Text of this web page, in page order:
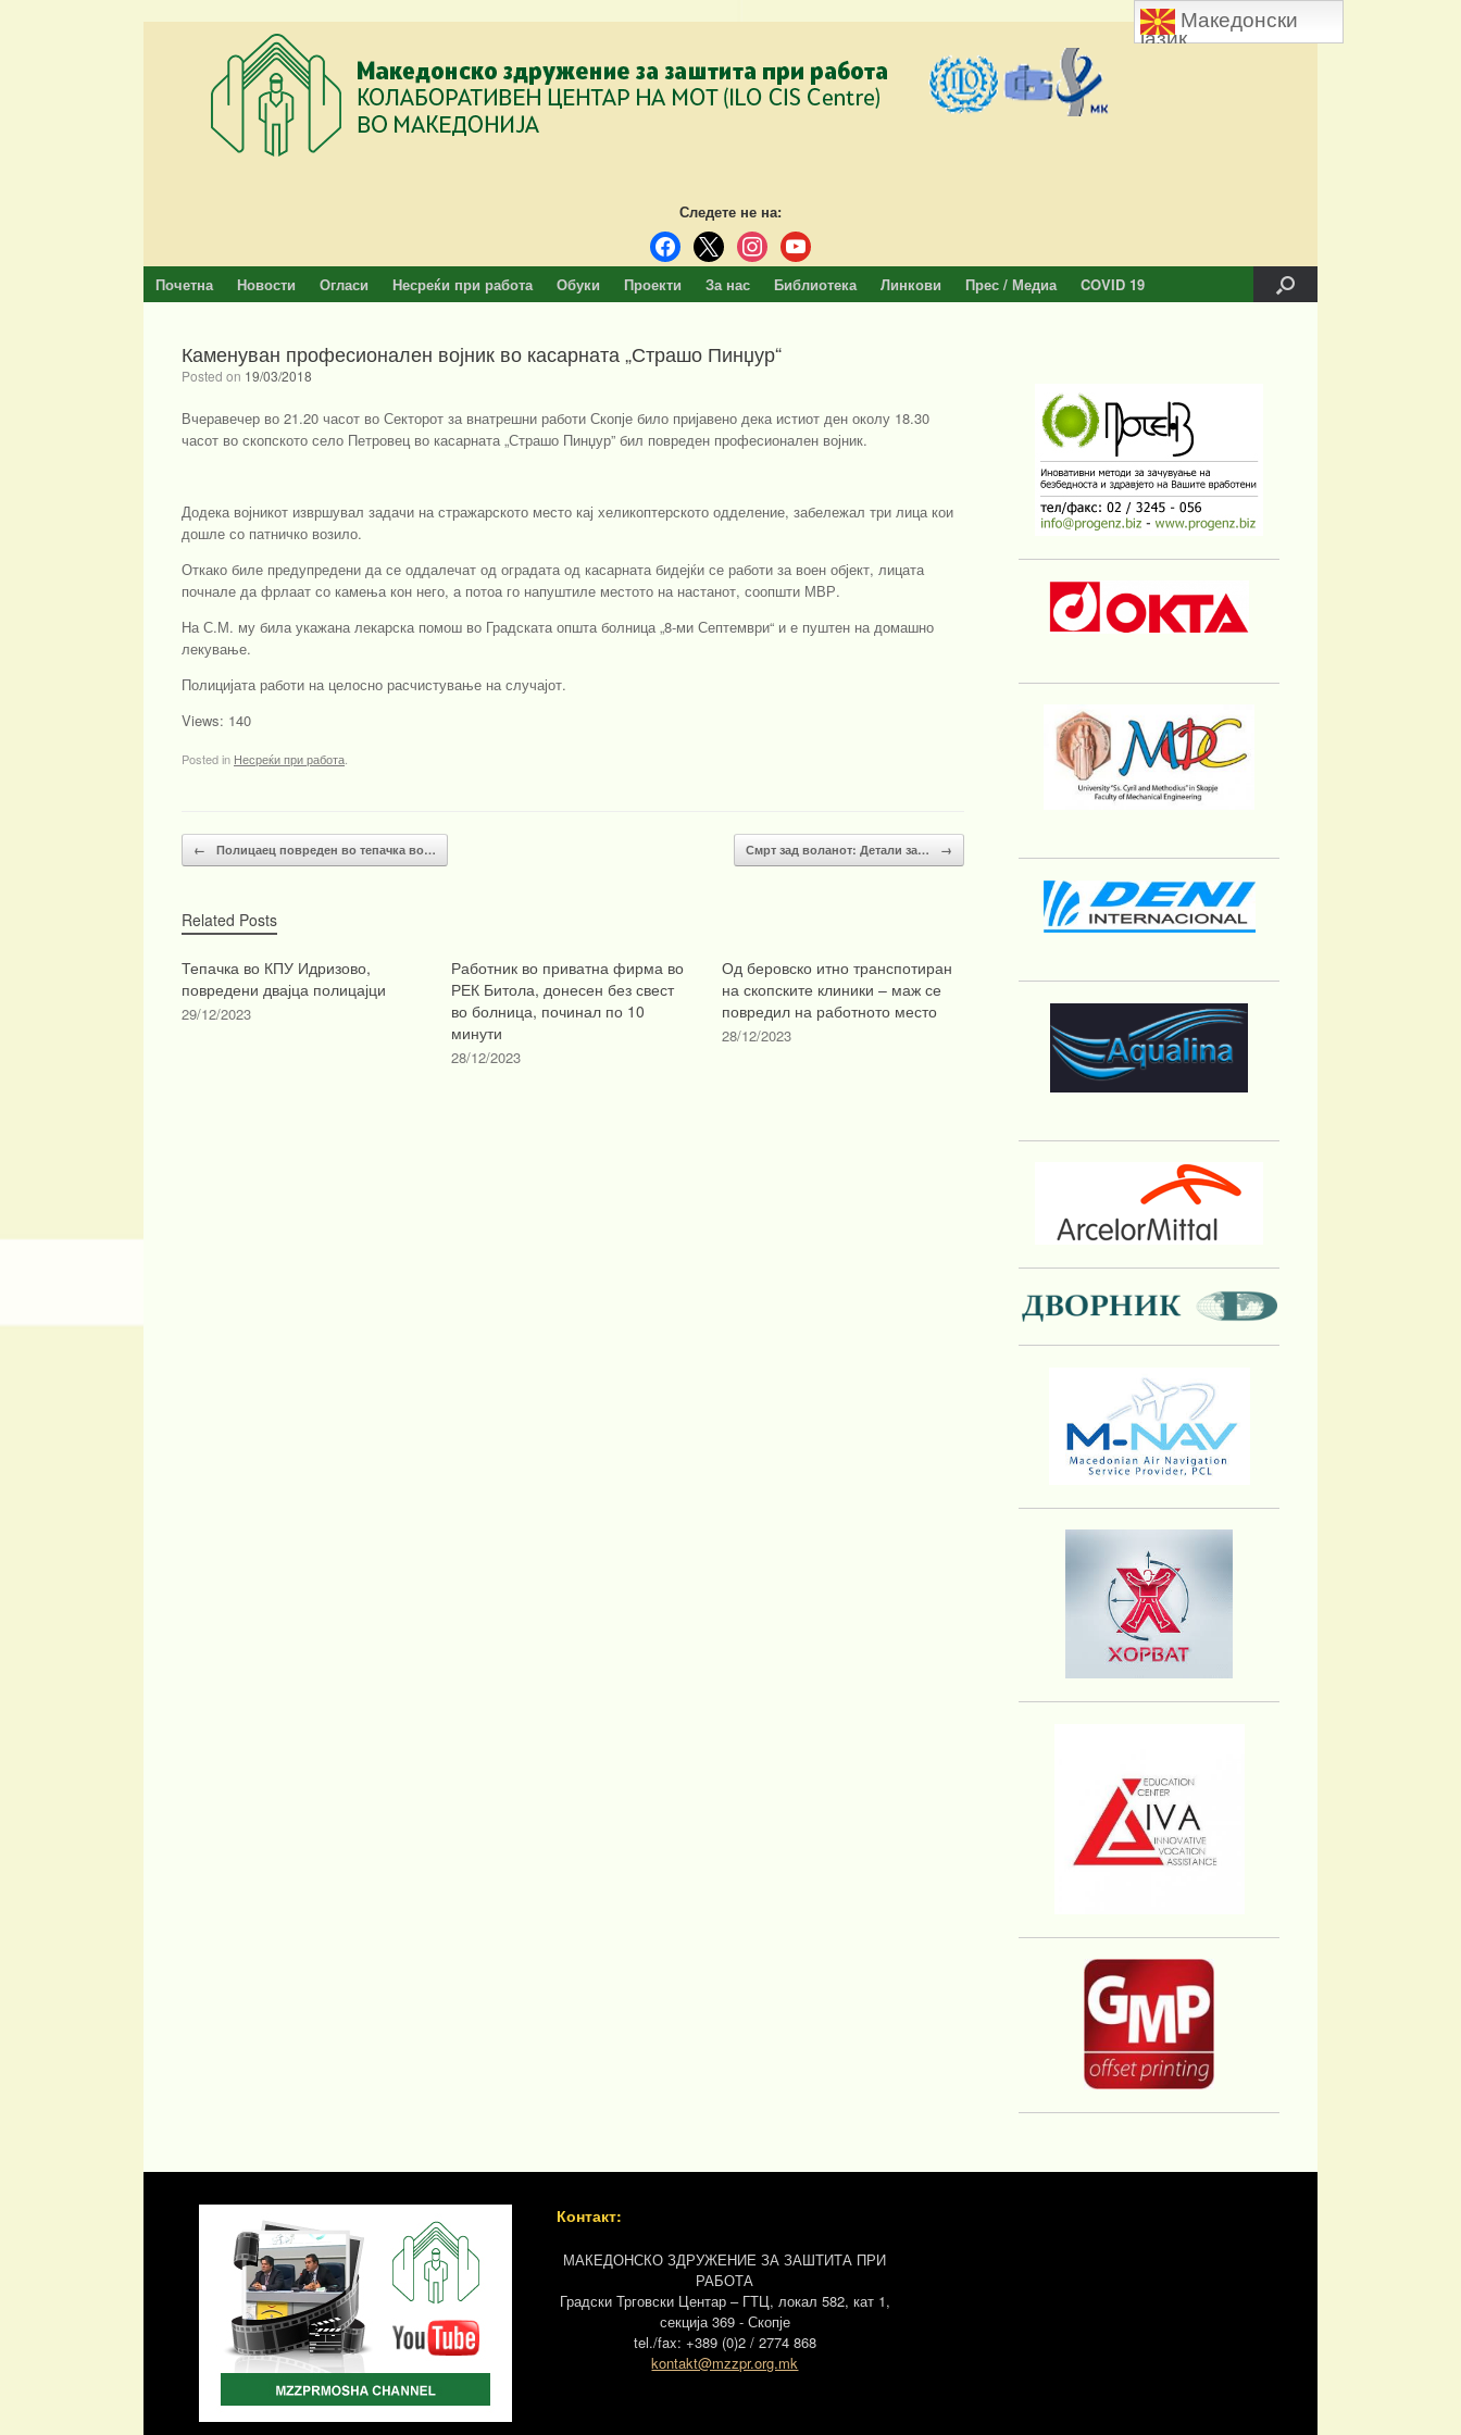
Следете не на:
facebook
x instagramyoutube
Почетна Новости Огласи Несреќи при работа Обуки Проекти За нас Библиотека Линкови Прес / Медиа COVID 19
Каменуван професионален војник во касарната „Страшо Пинџур“
Posted on 19/03/2018
Вчеравечер во 21.20 часот во Секторот за внатрешни работи Скопје било пријавено дека истиот ден околу 18.30
часот во скопското село Петровец во касарната „Страшо Пинџур” бил повреден професионален војник.
Додека војникот извршувал задачи на стражарското место кај хеликоптерското одделение, забележал три лица кои
дошле со патничко возило.
Откако биле предупредени да се оддалечат од оградата од касарната бидејќи се работи за воен објект, лицата
почнале да фрлаат со камења кон него, а потоа го напуштиле местото на настанот, соопшти МВР.
На С.М. му била укажана лекарска помош во Градската општа болница „8-ми Септември“ и е пуштен на домашно
лекување.
Полицијата работи на целосно расчистување на случајот.
Views: 140
Posted in Несреќи при работа
Post navigation
← Полицаец повреден во тепачка во… Смрт зад воланот: Детали за… →
Related Posts
Тепачка во КПУ Идризово,
повредени двајца полицајци
29/12/2023
Работник во приватна фирма во
РЕК Битола, донесен без свест
во болница, починал по 10
минути
28/12/2023
Од беровско итно транспотиран
на скопските клиники – маж се
повредил на работното место
28/12/2023
Контакт:
МАКЕДОНСКО ЗДРУЖЕНИЕ ЗА ЗАШТИТА ПРИ
РАБОТА
Градски Трговски Центар – ГТЦ, локал 582, кат 1,
секција 369 - Скопје
tel./fax: +389 (0)2 / 2774 868
kontakt@mzzpr.org.mk
Македонски
јазик